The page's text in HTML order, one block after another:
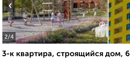
2/4
‹
3-к квартира, строящийся дом,